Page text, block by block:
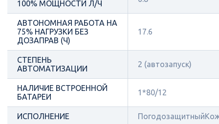
100% МОЩНОСТИ Л/Ч
АВТОНОМНАЯ РАБОТА НА
75% НАГРУЗКИ БЕЗ
ДОЗАПРАВ (Ч)
17.6
СТЕПЕНЬ
АВТОМАТИЗАЦИИ
2 (автозапуск)
НАЛИЧИЕ ВСТРОЕННОЙ
БАТАРЕИ
1*80/12
ИСПОЛНЕНИЕ